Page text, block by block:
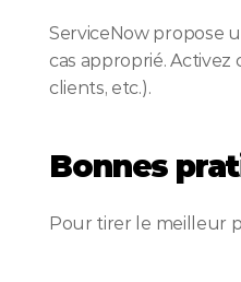
ServiceNow propose
cas approprié.
clients, etc.).
Bonnes
Pour tirer le meilleur